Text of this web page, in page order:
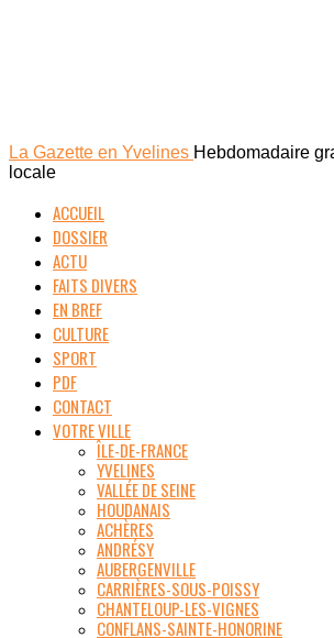
La Gazette en Yvelines Hebdomadaire
locale
ACCUEIL
DOSSIER
ACTU
FAITS DIVERS
EN BREF
CULTURE
SPORT
PDF
CONTACT
VOTRE VILLE
ÎLE-DE-FRANCE
YVELINES
VALLÉE DE SEINE
HOUDANAIS
ACHÈRES
ANDRÉSY
AUBERGENVILLE
CARRIÈRES-SOUS-POISSY
CHANTELOUP-LES-VIGNES
CONFLANS-SAINTE-HONORINE